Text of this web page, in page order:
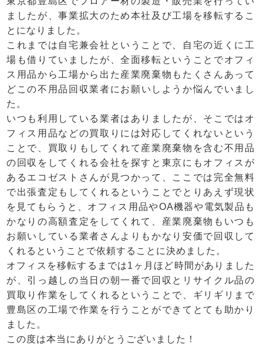
ましたが、事業拡大のため本社及び工場を移転するこ
とになりました。
これまでは自宅兼会社ということで、自宅の近くに工
場も借りていましたが、全面移転ということでオフィ
ス用品から工場から出た産業廃棄物もたくさんあって
どこの不用品 回収業者にお願いしようか悩んでいまし
た。
いつも利用している業者はありましたが、そこではオ
フィス用品などの買取りには対応してくれないという
ことで、 買取 りもしてくれて産業廃棄物を含む不用品
の回収をしてくれる会社を探すと東京にもオフィスが
あるエコゼストさんが見つかって、ここでは完全無料
で出張査定もしてくれるということでとりあえず現状
を見てもらうと、オフィス用品やOA機器や電気製品も
かなりの高額査定をしてくれて、産業廃棄物もいつも
お願いしている業者さんよりもかなり安価で回収して
くれるということで依頼することに決めました。
オフィスを移転するまでは1ヶ月ほど時間がありました
が、引っ越しの当日の朝一番で回収と リサイクル品の
買取り作業をしてくれるということで、ギリギリまで
豊島区の工場で作業を行うことができてとても助かり
ました。
この度は本当にありがとうございました！